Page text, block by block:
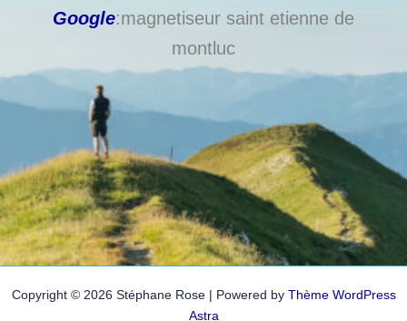
Google:magnetiseur saint etienne de
montluc
Copyright © 2026 Stéphane Rose | Powered by Thème WordPress
Astra